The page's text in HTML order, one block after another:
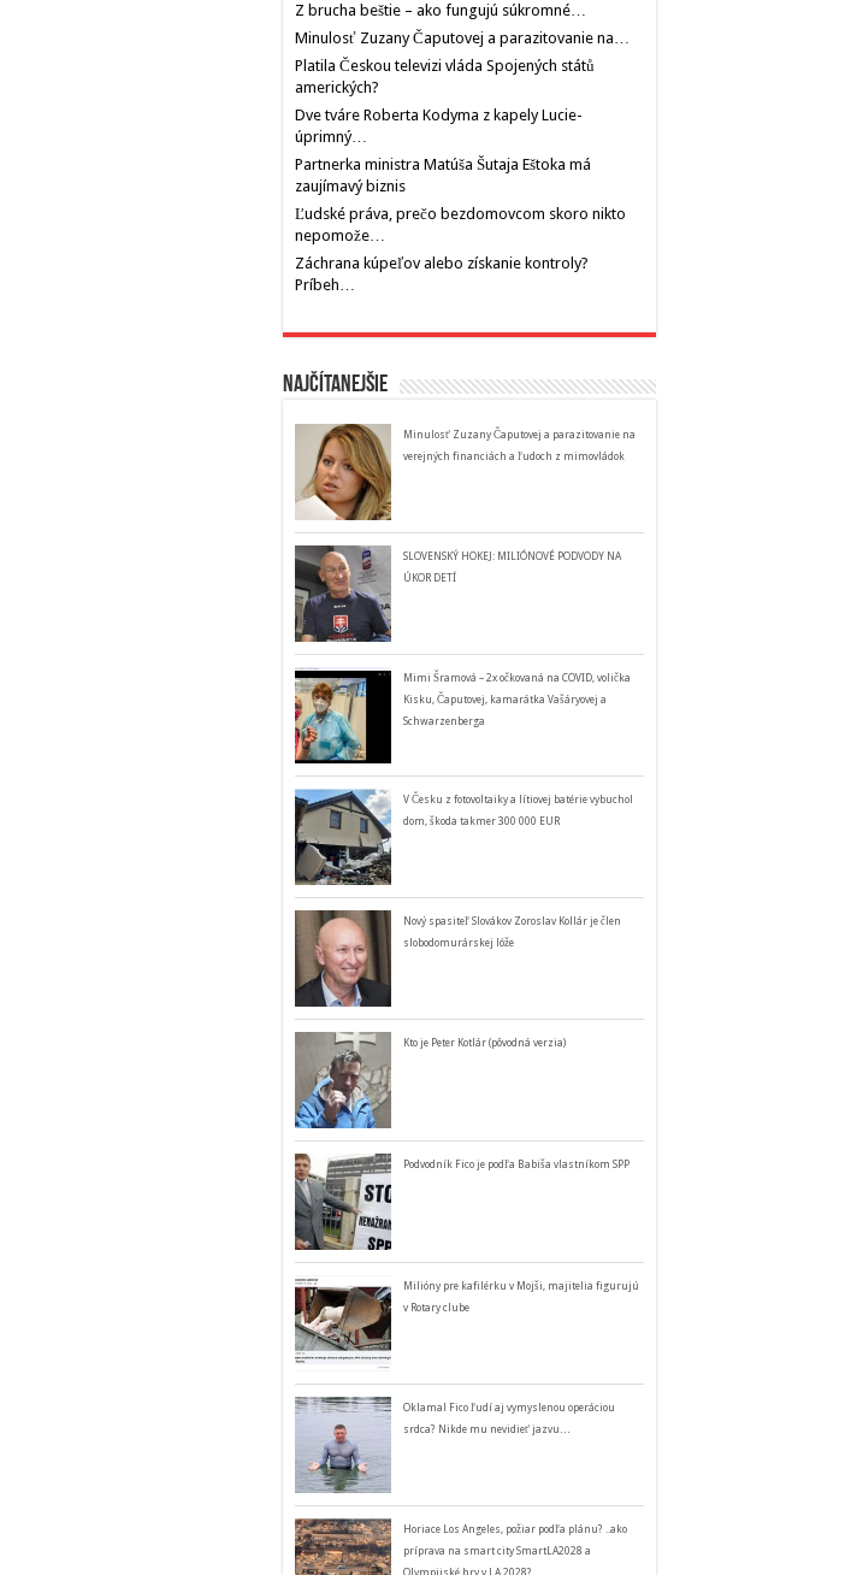
Z brucha beštie – ako fungujú súkromné…
Minulosť Zuzany Čaputovej a parazitovanie na…
Platila Českou televizi vláda Spojených států
amerických?
Dve tváre Roberta Kodyma z kapely Lucie-
úprimný…
Partnerka ministra Matúša Šutaja Eštoka má
zaujímavý biznis
Ľudské práva, prečo bezdomovcom skoro nikto
nepomože…
Záchrana kúpeľov alebo získanie kontroly?
Príbeh…
Najčítanejšie
Minulosť Zuzany Čaputovej a parazitovanie na
verejných financiách a ľudoch z mimovládok
SLOVENSKÝ HOKEJ: MILIÓNOVÉ PODVODY NA
ÚKOR DETÍ
Mimi Šramová – 2x očkovaná na COVID, volička
Kisku, Čaputovej, kamarátka Vašáryovej a
Schwarzenberga
V Česku z fotovoltaiky a lítiovej batérie vybuchol
dom, škoda takmer 300 000 EUR
Nový spasiteľ Slovákov Zoroslav Kollár je člen
slobodomurárskej lóže
Kto je Peter Kotlár (pôvodná verzia)
Podvodník Fico je podľa Babiša vlastníkom SPP
Milióny pre kafilérku v Mojši, majitelia figurujú
v Rotary clube
Oklamal Fico ľudí aj vymyslenou operáciou
srdca? Nikde mu nevidieť jazvu…
Horiace Los Angeles, požiar podľa plánu? ..ako
príprava na smart city SmartLA2028 a